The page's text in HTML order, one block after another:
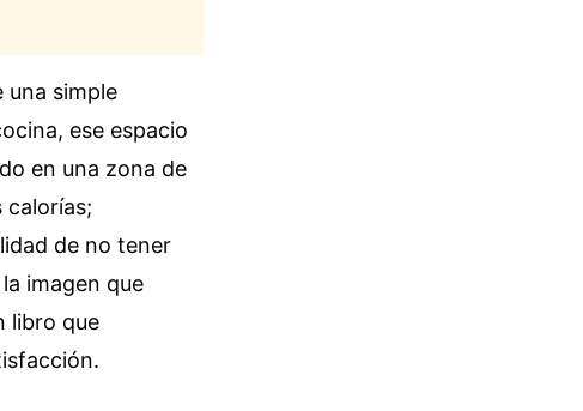
una simple
ese espacio
en una zona de
calorías;
de no tener
imagen que
libro que